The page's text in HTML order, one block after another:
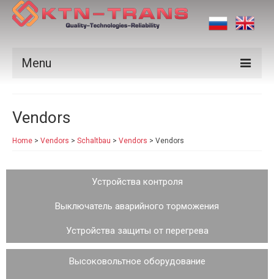
Menu
Vendors
Applications
Certificates
Vendors
Home > Vendors > Schaltbau > Vendors > Vendors
Устройства контроля
Выключатель аварийного торможения
Устройства защиты от перегрева
Высоковольтное оборудование